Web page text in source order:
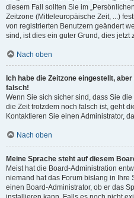
diesem Fall sollten Sie im
Zeitzone (Mitteleuropäische Zeit, ...)
von registrierten Benutzern geändert
sind, ist dies ein guter Grund, dies jetzt
Nach oben
Ich habe die Zeitzone eingestellt,
falsch!
Wenn Sie sich sicher sind, dass Sie
die Zeit trotzdem noch falsch ist, geht
Kontaktieren Sie einen Administrator,
Nach oben
Meine Sprache steht auf diesem
Meist hat die Board-Administration
niemand hat das Forum bislang in Ihre
einen Board-Administrator, ob er das